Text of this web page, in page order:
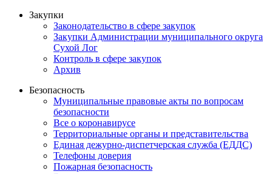
Закупки
Законодательство в сфере закупок
Закупки Администрации муниципального округа
Сухой Лог
Контроль в сфере закупок
Архив
Безопасность
Муниципальные правовые акты по вопросам
безопасности
Все о коронавирусе
Территориальные органы и представительства
Единая дежурно-диспетчерская служба (ЕДДС)
Телефоны доверия
Пожарная безопасность